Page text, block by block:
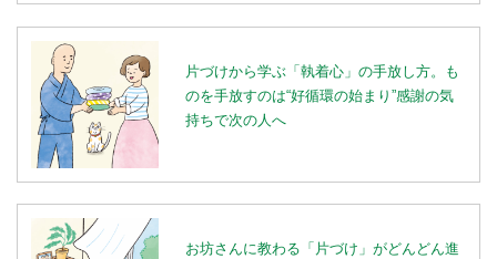
片づけから学ぶ「執着心」の手放し方。も
のを手放すのは“好循環の始まり”感謝の気
持ちで次の人へ
お坊さんに教わる「片づけ」がどんどん進